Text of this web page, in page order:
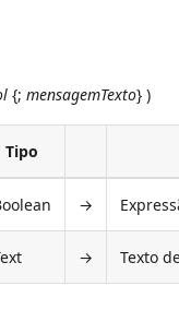
{;mensagemTexto} )
Tipo
→
→ Texto